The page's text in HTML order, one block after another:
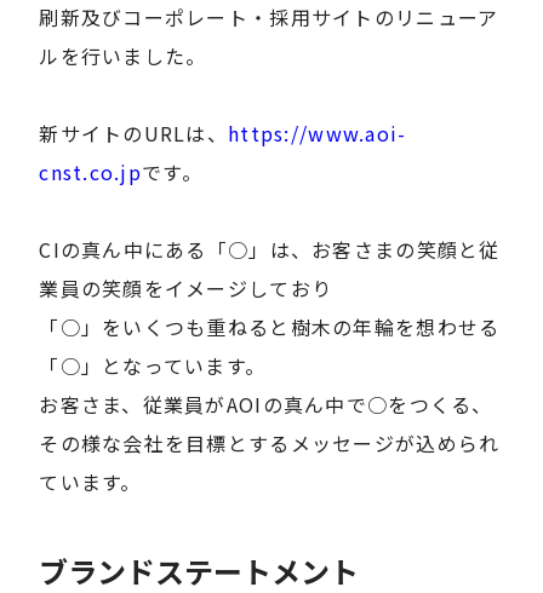
刷新及びコーポレート・採用サイトのリニューア
ルを行いました。
新サイトのURLは、 https://www.aoi-
cnst.co.jpです。
CIの真ん中にある「○」は、お客さまの笑顔と従
業員の笑顔をイメージしており
「○」をいくつも重ねると樹木の年輪を想わせる
「○」となっています。
お客さま、従業員がAOIの真ん中で○をつくる、
その様な会社を目標とするメッセージが込められ
ています。
ブランドステートメント